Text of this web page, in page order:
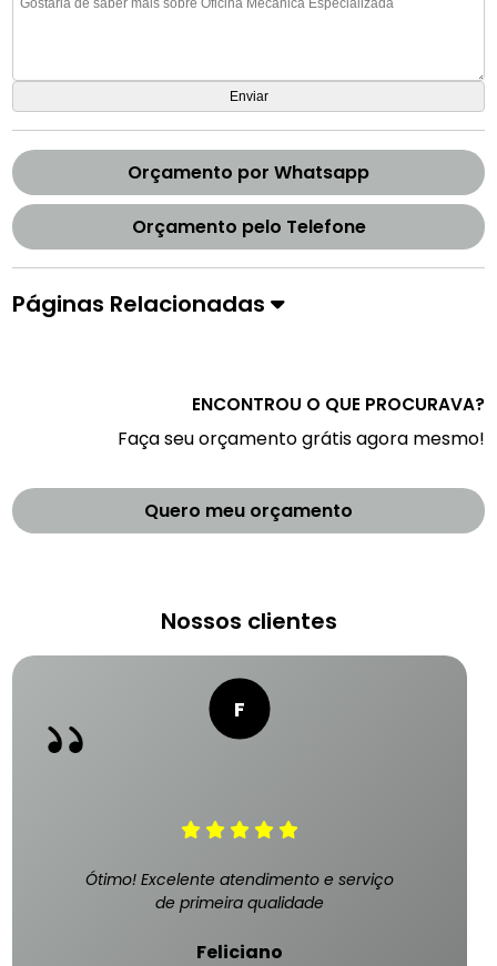
Orçamento por Whatsapp
Orçamento pelo Telefone
Páginas Relacionadas
ENCONTROU O QUE PROCURAVA?
Faça seu orçamento grátis agora mesmo!
Quero meu orçamento
Nossos clientes
Ótimo! Excelente atendimento e serviço
de primeira qualidade
Feliciano